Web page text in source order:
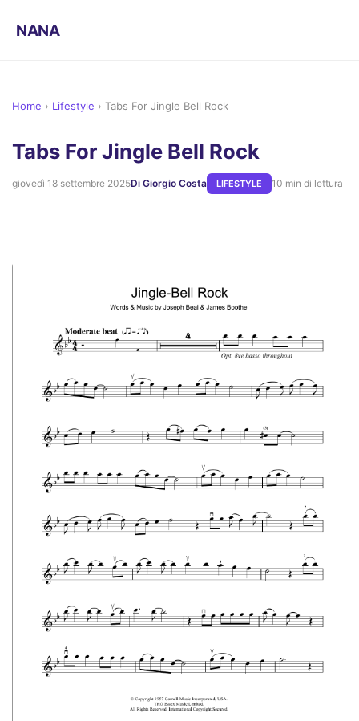
NANA
Home › Lifestyle › Tabs For Jingle Bell Rock
Tabs For Jingle Bell Rock
giovedì 18 settembre 2025Di Giorgio Costa LIFESTYLE 10 min di lettura